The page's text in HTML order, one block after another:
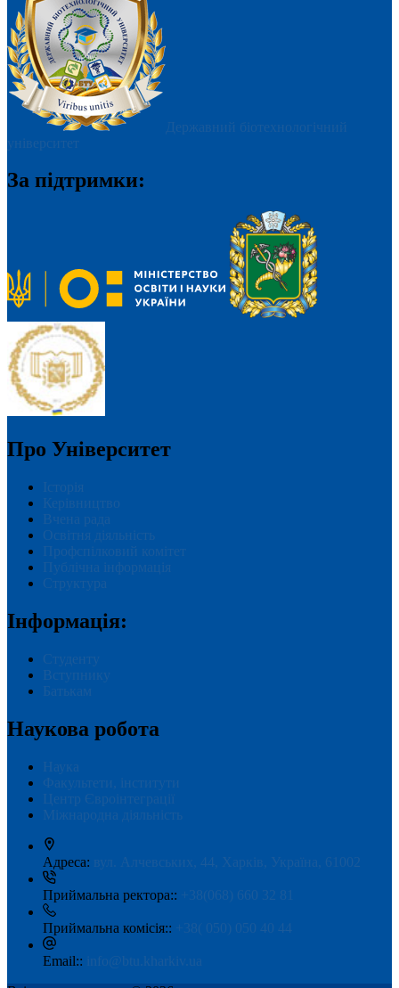
Державний біотехнологічний
університет
За підтримки:
Про Університет
Історія
Керівництво
Вчена рада
Освітня діяльність
Профспілковий комітет
Публічна інформація
Структура
Інформація:
Студенту
Вступнику
Батькам
Наукова робота
Наука
Факультети, інститути
Центр Євроінтеграції
Міжнародна діяльність
Адреса: вул. Алчевських, 44, Харків, Україна, 61002
Приймальна ректора:: +38(068) 660 32 81
Приймальна комісія:: +38( 050) 050 40 44
Email:: info@btu.kharkiv.ua